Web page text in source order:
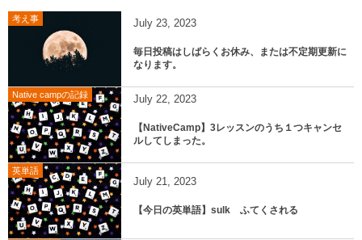
考え事 July 23, 2023
毎日投稿はしばらくお休み、または不定期更新に
なります。
Native campの記録 July 22, 2023
【NativeCamp】3レッスンのうち１つキャンセ
ルしてしまった。
英単語
July 21, 2023
【今日の英単語】sulk ふてくされる